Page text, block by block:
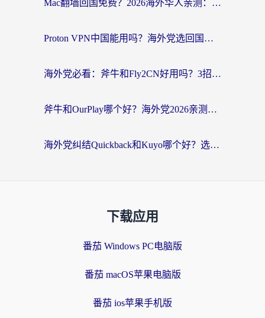
Mac翻墙回国免费？2026海外华人亲测：从CCTV5直播到国内APP，这样选加速器才靠谱
Proton VPN中国能用吗？海外党选回国加速器的避坑指南（附番茄加速器实测）
海外党必看：斧牛和Fly2CN好用吗？3招教你选对回国加速器（附免费试用攻略）
斧牛和OurPlay哪个好？海外党2026亲测：选对加速器，国内资源秒加载
海外党纠结Quickback和Kuyo哪个好？选对回国加速器才能无缝刷国内资源
下载应用
番茄 Windows PC电脑版
番茄 macOS苹果电脑版
番茄 ios苹果手机版